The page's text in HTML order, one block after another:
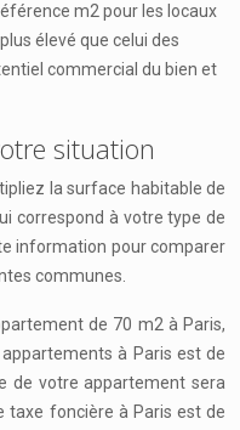
m2 pour les locaux
élevé que celui des
commercial du bien et
situation
la surface habitable de
correspond à votre type de
information pour comparer
communes.
de 70 m2 à Paris,
à Paris est de
de votre appartement sera
taxe foncière à Paris est de